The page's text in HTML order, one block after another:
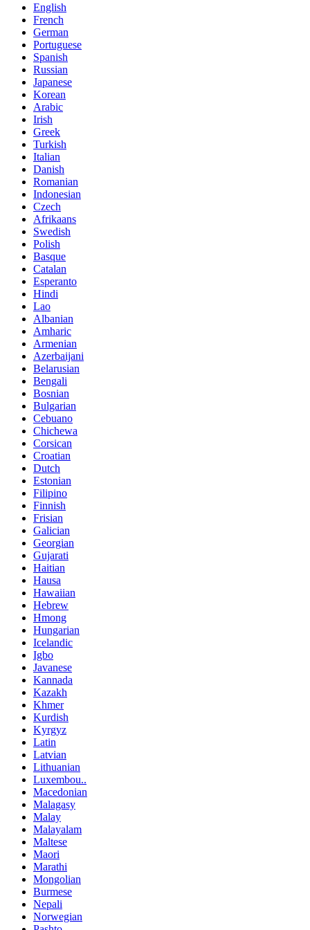
English
French
German
Portuguese
Spanish
Russian
Japanese
Korean
Arabic
Irish
Greek
Turkish
Italian
Danish
Romanian
Indonesian
Czech
Afrikaans
Swedish
Polish
Basque
Catalan
Esperanto
Hindi
Lao
Albanian
Amharic
Armenian
Azerbaijani
Belarusian
Bengali
Bosnian
Bulgarian
Cebuano
Chichewa
Corsican
Croatian
Dutch
Estonian
Filipino
Finnish
Frisian
Galician
Georgian
Gujarati
Haitian
Hausa
Hawaiian
Hebrew
Hmong
Hungarian
Icelandic
Igbo
Javanese
Kannada
Kazakh
Khmer
Kurdish
Kyrgyz
Latin
Latvian
Lithuanian
Luxembou..
Macedonian
Malagasy
Malay
Malayalam
Maltese
Maori
Marathi
Mongolian
Burmese
Nepali
Norwegian